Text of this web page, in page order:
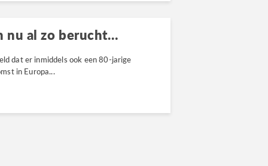
nu al zo berucht…
dat er inmiddels ook een 80-jarige
in Europa...